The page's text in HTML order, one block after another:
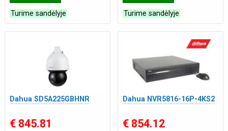
duomenų srauto greiti
Turime sandėlyje
Maitinimas:PoE(802.3af 48
VDC),DC 12V 2A
Turime sandėlyje
Dahua SD5A225GBHNR
€ 845.81
Dahua NVR5816-16P-4KS2
€ 854.12